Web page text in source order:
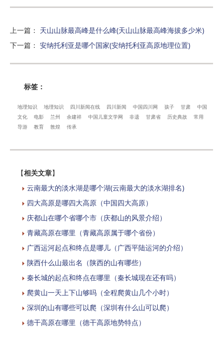
上一篇 ： 天山山脉最高峰是什么峰(天山山脉最高峰海拔多少米)
下一篇 ： 安纳托利亚是哪个国家(安纳托利亚高原地理位置)
标签：
地理知识 地理知识 四川新闻在线 四川新闻 中国四川网 孩子 甘肃
中国
文化
电影 兰州 余建祥 中国儿童文学网 非遗 甘肃省 历史典故
常用
导游
教育 敦煌 传承
【相关文章】
云南最大的淡水湖是哪个湖(云南最大的淡水湖排名)
四大高原是哪四大高原（中国四大高原）
庆都山在哪个省哪个市（庆都山的风景介绍）
青藏高原在哪里（青藏高原属于哪个省份）
广西运河起点和终点是哪儿（广西平陆运河的介绍）
陕西什么山最出名（陕西的山有哪些）
秦长城的起点和终点在哪里（秦长城现在还有吗）
爬黄山一天上下山够吗（全程爬黄山几个小时）
深圳的山有哪些可以爬（深圳有什么山可以爬）
德干高原在哪里（德干高原地势特点）